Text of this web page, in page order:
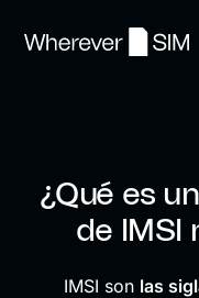
¿Qué es
de IMSI
IMSI son las